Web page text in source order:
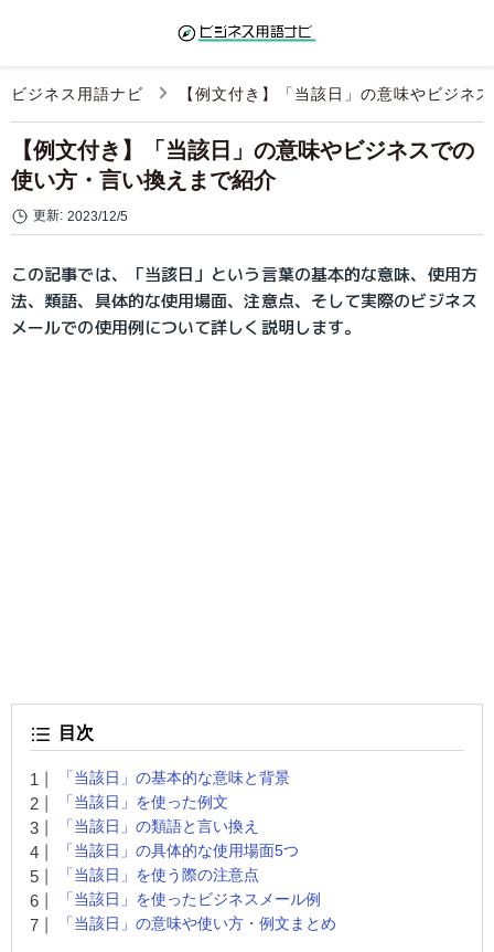
ビジネス用語ナビ 【例文付き】「当該日」の意味やビジネ
【例文付き】「当該日」の意味やビジネスでの
使い方・言い換えまで紹介
更新: 2023/12/5
この記事では、「当該日」という言葉の基本的な意味、使用方
法、類語、具体的な使用場面、注意点、そして実際のビジネス
メールでの使用例について詳しく説明します。
目次
「当該日」の基本的な意味と背景
「当該日」を使った例文
「当該日」の類語と言い換え
「当該日」の具体的な使用場面5つ
「当該日」を使う際の注意点
「当該日」を使ったビジネスメール例
「当該日」の意味や使い方・例文まとめ